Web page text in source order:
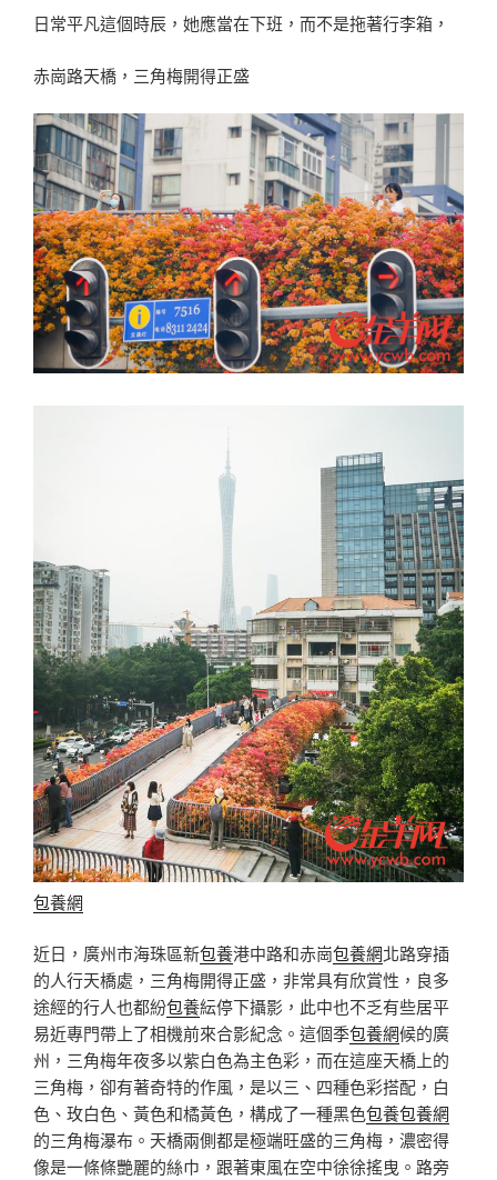
日常平凡這個時辰，她應當在下班，而不是拖著行李箱，
赤崗路天橋，三角梅開得正盛
包養網
近日，廣州市海珠區新包養港中路和赤崗包養網北路穿插
的人行天橋處，三角梅開得正盛，非常具有欣賞性，良多
途經的行人也都紛包養紜停下攝影，此中也不乏有些居平
易近專門帶上了相機前來合影紀念。這個季包養網候的廣
州，三角梅年夜多以紫白色為主色彩，而在這座天橋上的
三角梅，卻有著奇特的作風，是以三、四種色彩搭配，白
色、玫白色、黃色和橘黃色，構成了一種黑色包養包養網
的三角梅瀑布。天橋兩側都是極端旺盛的三角梅，濃密得
像是一條條艷麗的絲巾，跟著東風在空中徐徐搖曳。路旁